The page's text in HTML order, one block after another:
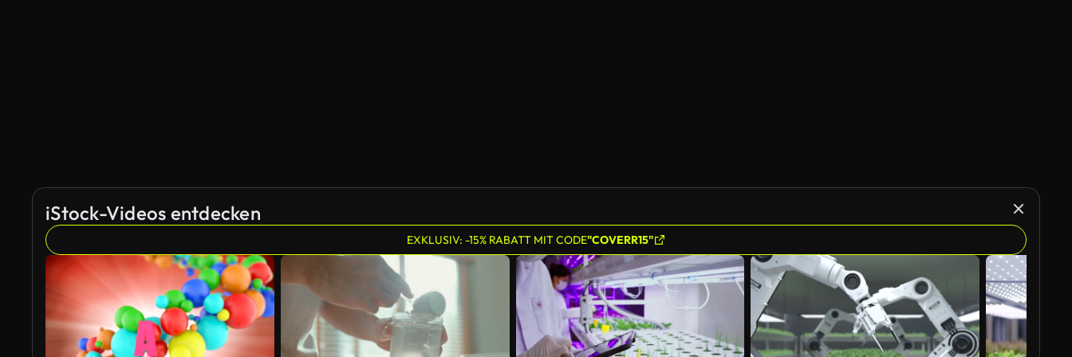
iStock-Videos entdecken
EXKLUSIV: -15% RABATT MIT CODE"COVERR15"